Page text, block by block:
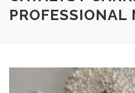
PROFESSIONAL